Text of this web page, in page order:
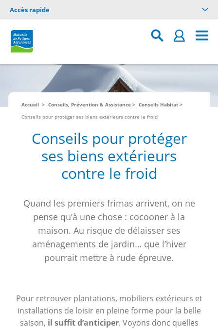
Accès rapide
Accueil Conseils, Prévention & Assistance
Conseils Habitat
Conseils pour protéger ses biens extérieurs contre le froid
Conseils pour protéger
ses biens extérieurs
contre le froid
Quand les premiers frimas arrivent, on ne
pense qu’à une chose : cocooner à la
maison. Au risque de délaisser ses
aménagements de jardin… que l’hiver
pourrait mettre à rude épreuve.
Pour retrouver plantations, mobiliers extérieurs et
installations de loisir en pleine forme pour la belle
saison, il suffit d’anticiper. Voyons donc quelles